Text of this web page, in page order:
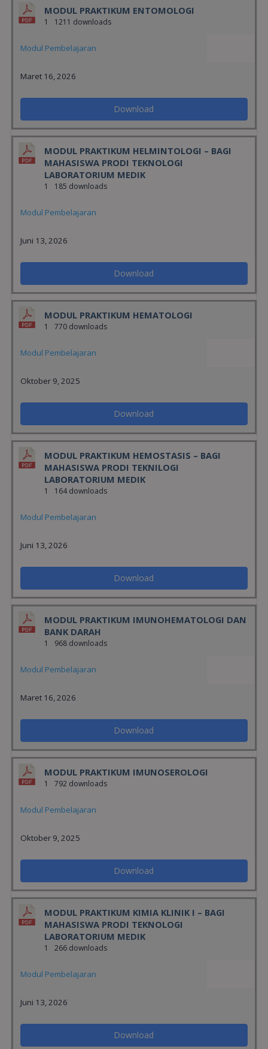
MODUL PRAKTIKUM ENTOMOLOGI
1 1211 downloads
Modul Pembelajaran
Maret 16, 2026
Download
MODUL PRAKTIKUM HELMINTOLOGI – BAGI
MAHASISWA PRODI TEKNOLOGI
LABORATORIUM MEDIK
1 185 downloads
Modul Pembelajaran
Juni 13, 2026
Download
MODUL PRAKTIKUM HEMATOLOGI
1 770 downloads
Modul Pembelajaran
Oktober 9, 2025
Download
MODUL PRAKTIKUM HEMOSTASIS – BAGI
MAHASISWA PRODI TEKNILOGI
LABORATORIUM MEDIK
1 164 downloads
Modul Pembelajaran
Juni 13, 2026
Download
MODUL PRAKTIKUM IMUNOHEMATOLOGI DAN
BANK DARAH
1 968 downloads
Modul Pembelajaran
Maret 16, 2026
Download
MODUL PRAKTIKUM IMUNOSEROLOGI
1 792 downloads
Modul Pembelajaran
Oktober 9, 2025
Download
MODUL PRAKTIKUM KIMIA KLINIK I – BAGI
MAHASISWA PRODI TEKNOLOGI
LABORATORIUM MEDIK
1 266 downloads
Modul Pembelajaran
Juni 13, 2026
Download